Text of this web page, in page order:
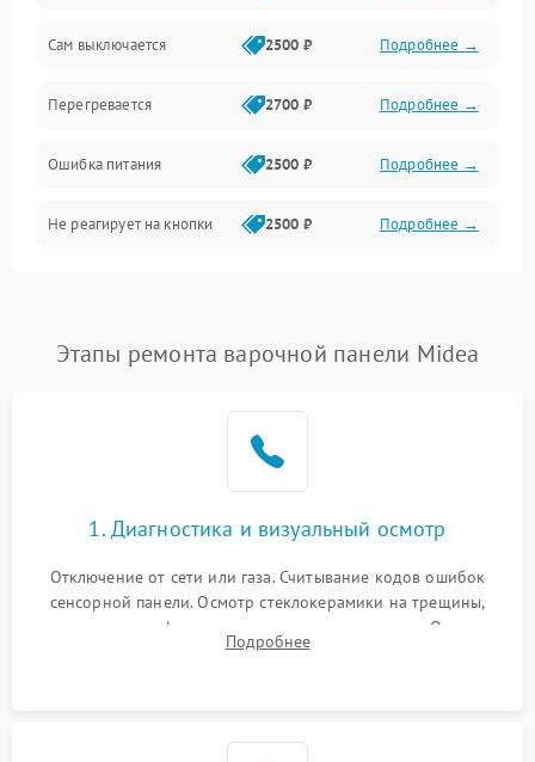
Сам выключается 2500 ₽ Подробнее →
Перегревается 2700 ₽ Подробнее →
Ошибка питания 2500 ₽ Подробнее →
Не реагирует на кнопки 2500 ₽ Подробнее →
Этапы ремонта варочной панели Midea
1. Диагностика и визуальный осмотр
Отключение от сети или газа. Считывание кодов ошибок
сенсорной панели. Осмотр стеклокерамики на трещины,
проверка конфорок на равномерность нагрева. Опрос
клиента о симптомах (не включается, не видит посуду,
Подробнее